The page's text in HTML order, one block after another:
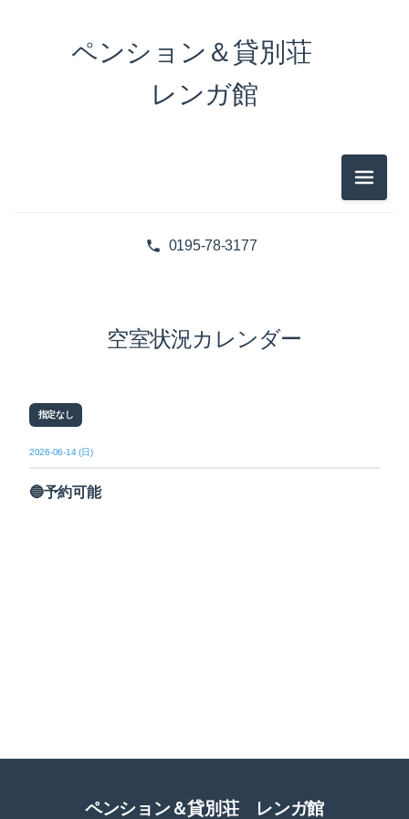
0195-78-3177
ペンション＆貸別荘
レンガ館
メニュ
空室状況カレンダー
指定なし
2026-06-14 (日)
🔵予約可能
ペンション＆貸別荘 レンガ館